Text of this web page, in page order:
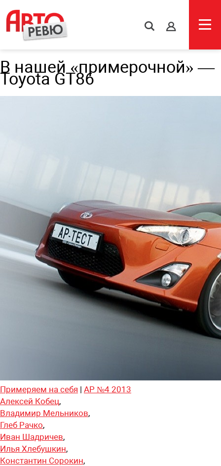
s
В нашей «примерочной» —
Toyota GT86
Примеряем на себя | АР №4 2013
Алексей Кобец,
Владимир Мельников,
Глеб Рачко,
Иван Шадричев,
Илья Хлебушкин,
Константин Сорокин,